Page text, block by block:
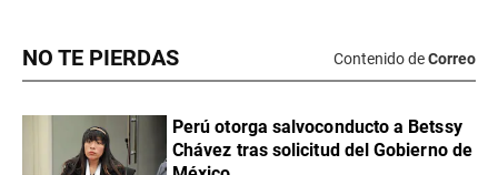
NO TE PIERDAS Contenido deCorreo
Perú otorga salvoconducto a Betssy
Chávez tras solicitud del Gobierno de